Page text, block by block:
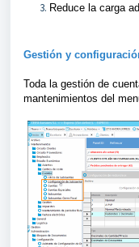
Reduce la carga
Gestión y
Toda la gestión de
mantenimientos del